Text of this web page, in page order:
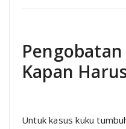
Kapan
Untuk kasus kuku